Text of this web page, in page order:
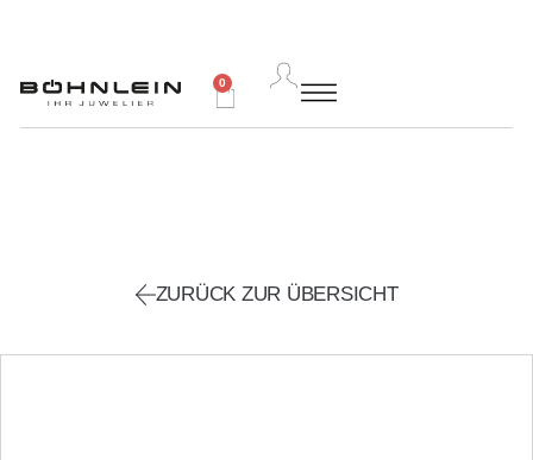
0
ZURÜCK ZUR ÜBERSICHT